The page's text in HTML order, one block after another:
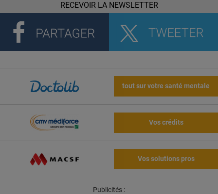
RECEVOIR LA NEWSLETTER
tout sur votre santé mentale
Vos crédits
Vos solutions pros
Publicités :